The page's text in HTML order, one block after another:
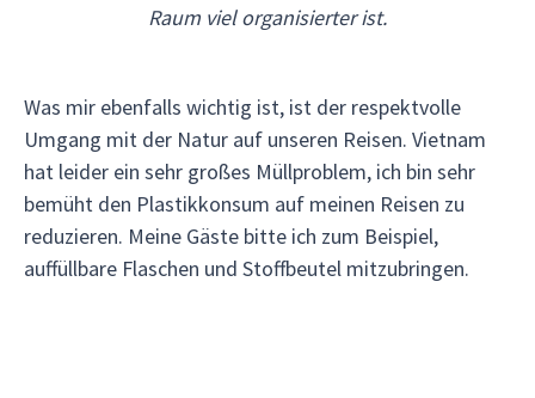
Raum viel organisierter ist.
Was mir ebenfalls wichtig ist, ist der respektvolle
Umgang mit der Natur auf unseren Reisen. Vietnam
hat leider ein sehr großes Müllproblem, ich bin sehr
bemüht den Plastikkonsum auf meinen Reisen zu
reduzieren. Meine Gäste bitte ich zum Beispiel,
auffüllbare Flaschen und Stoffbeutel mitzubringen.